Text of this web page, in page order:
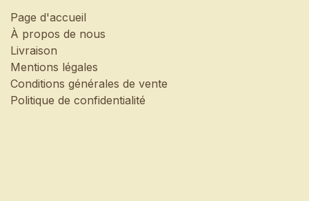
Page d'accueil
À propos de nous
Livraison
Mentions légales
Conditions générales de vente
Politique de confidentialité